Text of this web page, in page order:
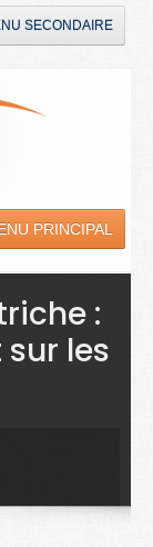
SECONDAIRE
PRINCIPAL
:
les